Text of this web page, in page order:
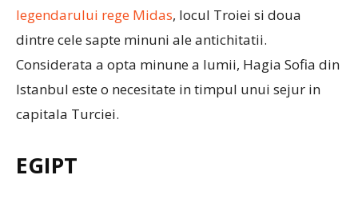
legendarului rege Midas, locul Troiei si doua
dintre cele sapte minuni ale antichitatii.
Considerata a opta minune a lumii, Hagia Sofia din
Istanbul este o necesitate in timpul unui sejur in
capitala Turciei.
EGIPT